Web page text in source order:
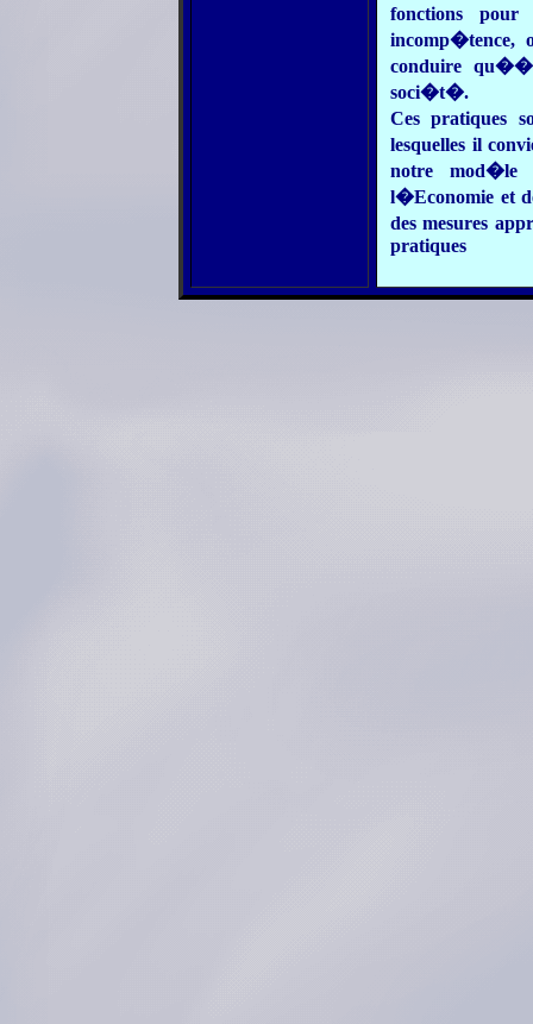
fonctions
incomp�tence,
conduire
soci�t�.
Ces pratiques
lesquelles il
notre mod�le
l�Economie et
des mesures
pratiques